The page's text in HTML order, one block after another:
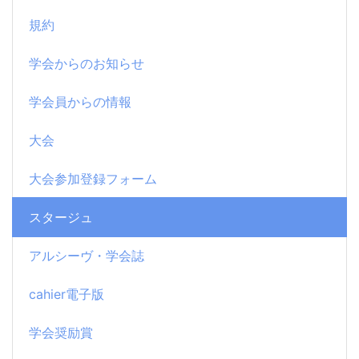
規約
学会からのお知らせ
学会員からの情報
大会
大会参加登録フォーム
スタージュ
アルシーヴ・学会誌
cahier電子版
学会奨励賞